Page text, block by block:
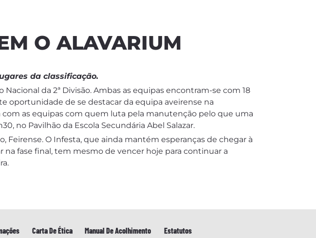
O ALAVARIUM
da classificação.
da 2ª Divisão. Ambas as equipas encontram-se com 18
oportunidade de se destacar da equipa aveirense na
as equipas com quem luta pela manutenção pelo que uma
no Pavilhão da Escola Secundária Abel Salazar.
Feirense. O Infesta, que ainda mantém esperanças de chegar à
fase final, tem mesmo de vencer hoje para continuar a
Carta De Ética Manual De Acolhimento Estatutos